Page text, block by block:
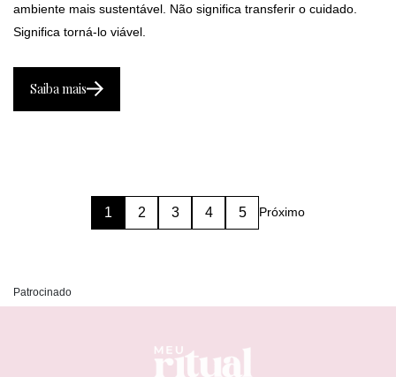
ambiente mais sustentável. Não significa transferir o cuidado.
Significa torná-lo viável.
Saiba mais
1 2 3 4 5 Próximo
Patrocinado